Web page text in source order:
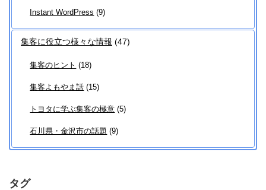
Instant WordPress (9)
集客に役立つ様々な情報 (47)
集客のヒント (18)
集客よもやま話 (15)
トヨタに学ぶ集客の極意 (5)
石川県・金沢市の話題 (9)
タグ